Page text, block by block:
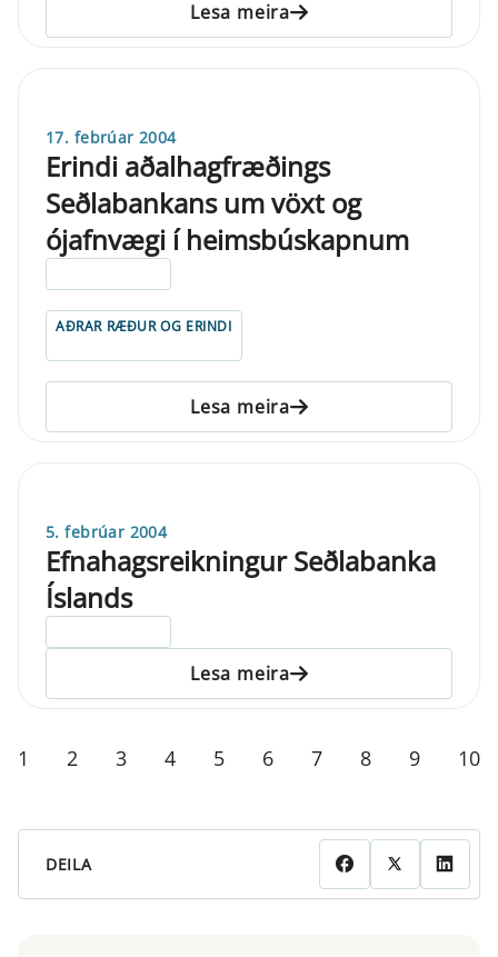
Lesa meira
17. febrúar 2004
Erindi aðalhagfræðings
Seðlabankans um vöxt og
ójafnvægi í heimsbúskapnum
AÐRAR RÆÐUR OG ERINDI
Lesa meira
5. febrúar 2004
Efnahagsreikningur Seðlabanka
Íslands
Lesa meira
1 2 3 4 5 6 7 8 9 10
DEILA